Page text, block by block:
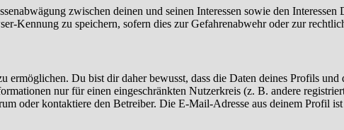
zwischen deinen und seinen Interessen sowie den
Kennung zu speichern, sofern dies zur Gefahrenabwehr oder zur
ermöglichen. Du bist dir daher bewusst, dass die Daten deines Profils
nur für einen eingeschränkten Nutzerkreis (z. B. andere
oder kontaktiere den Betreiber. Die E-Mail-Adresse aus deinem Profil